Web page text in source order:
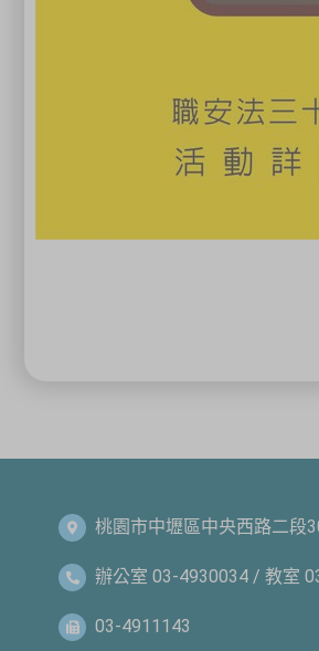
桃園市中壢區中央西路二段
辦公室 03-4930034 / 教室
03-4911143